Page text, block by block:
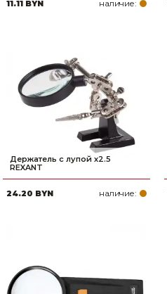
11.11 BYN наличие:
Держатель с лупой х2.5
REXANT
24.20 BYN наличие: